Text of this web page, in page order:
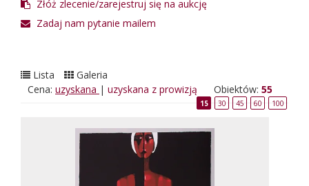
Złóż zlecenie/zarejestruj się na aukcję
Zadaj nam pytanie mailem
Lista
Galeria
Cena: uzyskana | uzyskana z prowizją Obiektów: 55
15 30 45 60 100